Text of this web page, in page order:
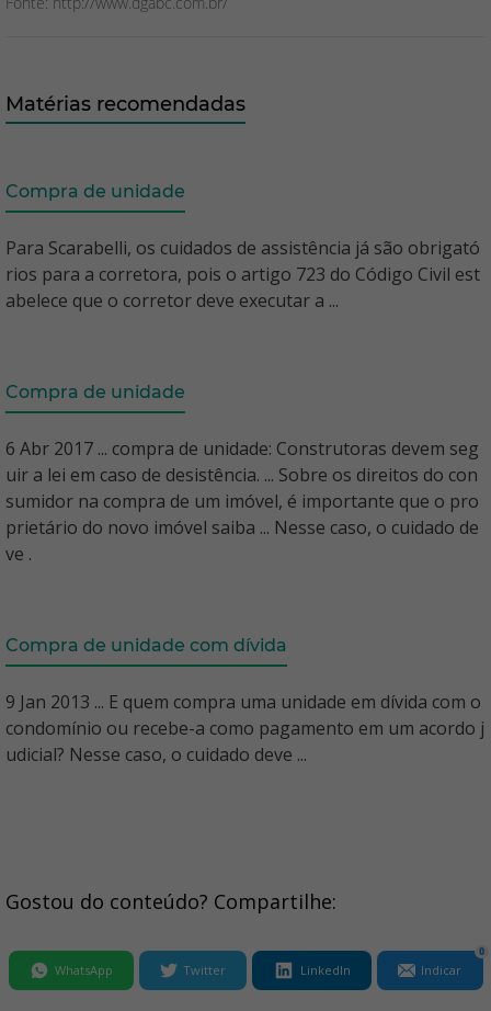
Matérias recomendadas
Compra de unidade
Para Scarabelli, os cuidados de assistência já são obrigató
rios para a corretora, pois o artigo 723 do Código Civil est
abelece que o corretor deve executar a ...
Compra de unidade
6 Abr 2017 ... compra de unidade: Construtoras devem seg
uir a lei em caso de desistência. ... Sobre os direitos do con
sumidor na compra de um imóvel, é importante que o pro
prietário do novo imóvel saiba ... Nesse caso, o cuidado de
ve .
Compra de unidade com dívida
9 Jan 2013 ... E quem compra uma unidade em dívida com o
condomínio ou recebe-a como pagamento em um acordo j
udicial? Nesse caso, o cuidado deve ...
Gostou do conteúdo? Compartilhe:
WhatsApp Twitter LinkedIn Indicar
0